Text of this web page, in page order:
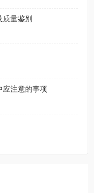
量鉴别
应注意的事项